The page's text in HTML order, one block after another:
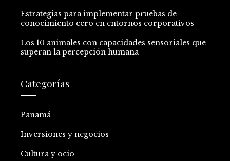
Estrategias para implementar pruebas de
conocimiento cero en entornos corporativos
Los 10 animales con capacidades sensoriales que
superan la percepción humana
Categorías
Panamá
Inversiones y negocios
Cultura y ocio